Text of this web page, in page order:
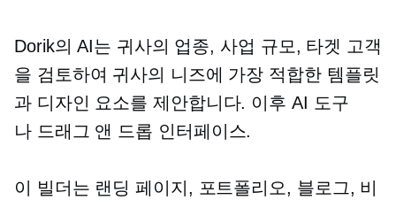
Dorik의 AI는 귀사의 업종, 사업 규모, 타겟 고객
을 검토하여 귀사의 니즈에 가장 적합한 템플릿
과 디자인 요소를 제안합니다. 이후 AI 도구
나 드래그 앤 드롭 인터페이스.
이 빌더는 랜딩 페이지, 포트폴리오, 블로그, 비